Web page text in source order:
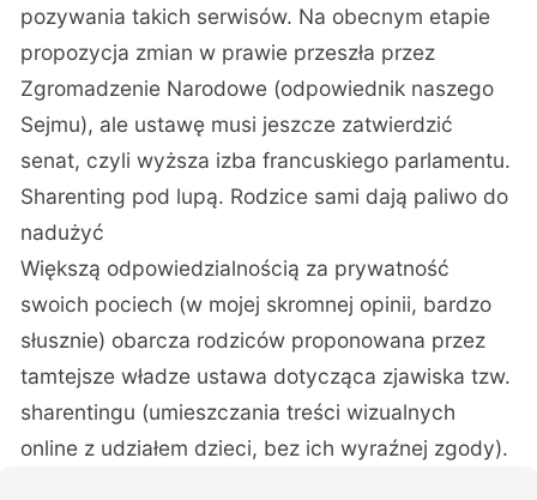
pozywania takich serwisów. Na obecnym etapie
propozycja zmian w prawie przeszła przez
Zgromadzenie Narodowe (odpowiednik naszego
Sejmu), ale ustawę musi jeszcze zatwierdzić
senat, czyli wyższa izba francuskiego parlamentu.
Sharenting pod lupą. Rodzice sami dają paliwo do
nadużyć
Większą odpowiedzialnością za prywatność
swoich pociech (w mojej skromnej opinii, bardzo
słusznie) obarcza rodziców proponowana przez
tamtejsze władze ustawa dotycząca zjawiska tzw.
sharentingu (umieszczania treści wizualnych
online z udziałem dzieci, bez ich wyraźnej zgody).